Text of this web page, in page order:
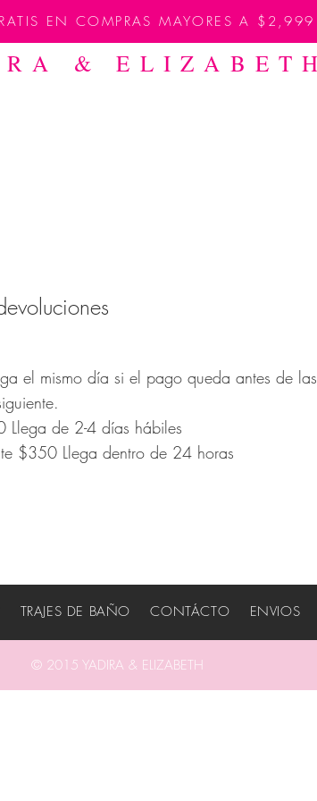
EN COMPRAS MAYORES A $2,999
&
el mismo día si el pago queda antes de
Llega de 2-4 días hábiles
$350 Llega dentro de 24 horas
TRAJES DE BAÑOCONTÁCTO
© 2015 YADIRA & ELIZABETH